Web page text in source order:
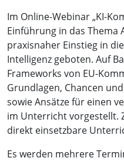
Im Online-Webinar „KI-
Einführung in das Thema
praxisnaher Einstieg in
Intelligenz geboten. Auf
Frameworks von EU-
Grundlagen, Chancen
sowie Ansätze für einen
im Unterricht vorgestellt.
direkt einsetzbare
Es werden mehrere